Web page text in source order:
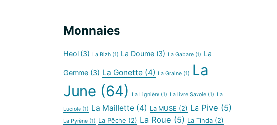
Monnaies
Heol (3) La Bizh (1) La Doume (3) La Gabare (1) La
Gemme (3) La Gonette (4) La Graine (1)
La
June (64) La Lignière (1) La livre Savoie (1) La
Luciole (1) La Maillette (4) La MUSE (2) La Pive (5)
La Pyrène (1) La Pêche (2) La Roue (5) La Tinda (2)